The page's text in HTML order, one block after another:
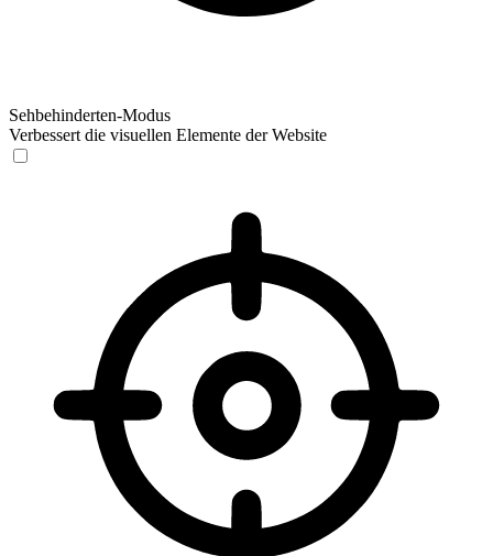
Sehbehinderten-Modus
Verbessert die visuellen Elemente der Website